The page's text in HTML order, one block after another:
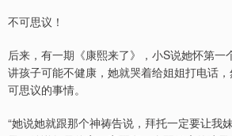
不可思议！
后来，有一期《康熙来了》，小S说她怀第一
讲孩子可能不健康，她就哭着给姐姐打电话
可思议的事情。
“她说她就跟那个神祷告说，拜托一定要让我